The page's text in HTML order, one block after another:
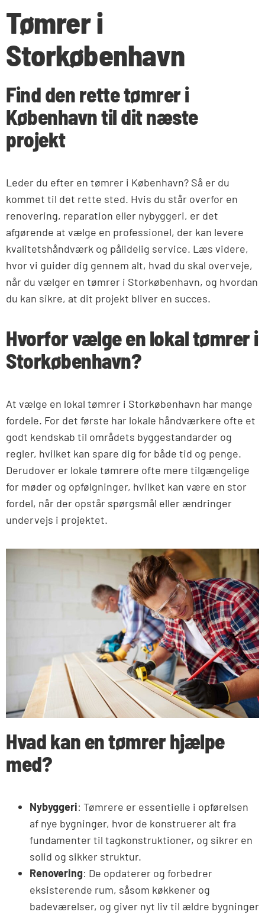
Tømrer i
Storkøbenhavn
Find den rette tømrer i
København til dit næste
projekt
Leder du efter en tømrer i København? Så er du
kommet til det rette sted. Hvis du står overfor en
renovering, reparation eller nybyggeri, er det
afgørende at vælge en professionel, der kan levere
kvalitetshåndværk og pålidelig service. Læs videre,
hvor vi guider dig gennem alt, hvad du skal overveje,
når du vælger en tømrer i Storkøbenhavn, og hvordan
du kan sikre, at dit projekt bliver en succes.
Hvorfor vælge en lokal tømrer i
Storkøbenhavn?
At vælge en lokal tømrer i Storkøbenhavn har mange
fordele. For det første har lokale håndværkere ofte et
godt kendskab til områdets byggestandarder og
regler, hvilket kan spare dig for både tid og penge.
Derudover er lokale tømrere ofte mere tilgængelige
for møder og opfølgninger, hvilket kan være en stor
fordel, når der opstår spørgsmål eller ændringer
undervejs i projektet.
Hvad kan en tømrer hjælpe
med?
Nybyggeri: Tømrere er essentielle i opførelsen
af nye bygninger, hvor de konstruerer alt fra
fundamenter til tagkonstruktioner, og sikrer en
solid og sikker struktur.
Renovering: De opdaterer og forbedrer
eksisterende rum, såsom køkkener og
badeværelser, og giver nyt liv til ældre bygninger